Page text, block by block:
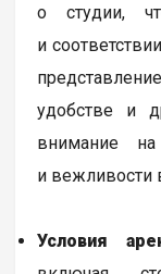
о студии,
и
удобстве и
внимание на
и вежливости
Условия